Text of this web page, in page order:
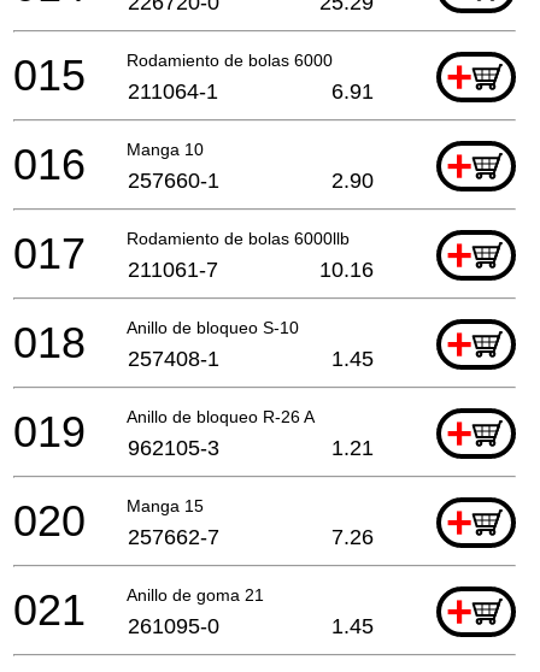
Rodamiento de bolas 6000 +
015 211064-1 6.91
Manga 10 +
016 257660-1 2.90
Rodamiento de bolas 6000llb +
017 211061-7 10.16
Anillo de bloqueo S-10 +
018 257408-1 1.45
Anillo de bloqueo R-26 A +
019 962105-3 1.21
Manga 15 +
020 257662-7 7.26
Anillo de goma 21 +
021 261095-0 1.45